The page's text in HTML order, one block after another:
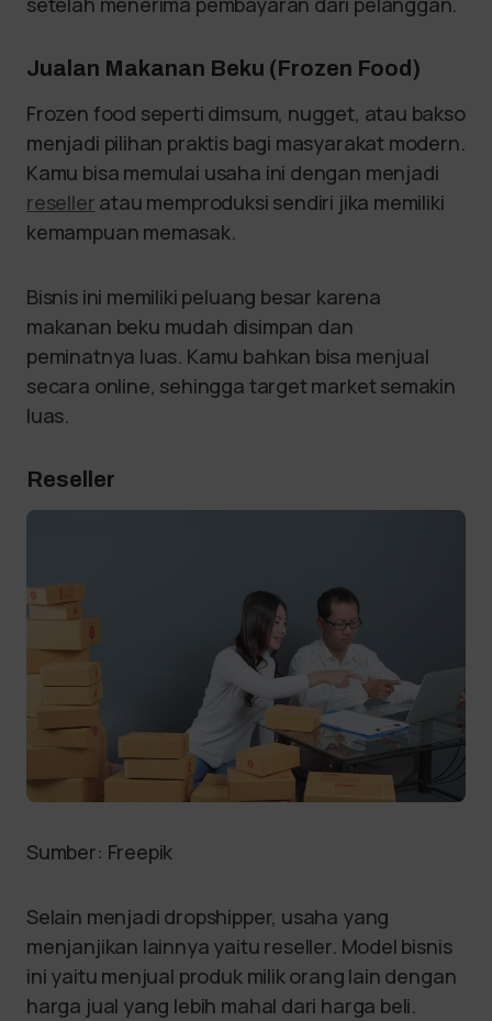
Jualan Makanan Beku (Frozen Food)
Frozen food seperti dimsum, nugget, atau bakso
menjadi pilihan praktis bagi masyarakat modern.
Kamu bisa memulai usaha ini dengan menjadi
reseller atau memproduksi sendiri jika memiliki
kemampuan memasak.
Bisnis ini memiliki peluang besar karena
makanan beku mudah disimpan dan
peminatnya luas. Kamu bahkan bisa menjual
secara online, sehingga target market semakin
luas.
Reseller
Sumber: Freepik
Selain menjadi dropshipper, usaha yang
menjanjikan lainnya yaitu reseller. Model bisnis
ini yaitu menjual produk milik orang lain dengan
harga jual yang lebih mahal dari harga beli.